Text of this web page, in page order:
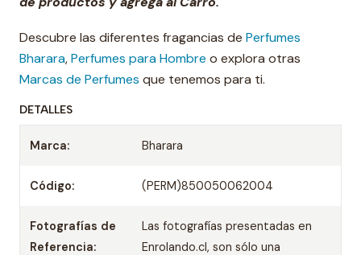
Descubre las diferentes fragancias de Perfumes
Bharara,Perfumes para Hombre o explora otras
Marcas de Perfumes que tenemos para ti.
DETALLES
Marca: Bharara
Código: (PERM)850050062004
Fotografías de
Referencia:
Las fotografías presentadas en
Enrolando.cl, son sólo una